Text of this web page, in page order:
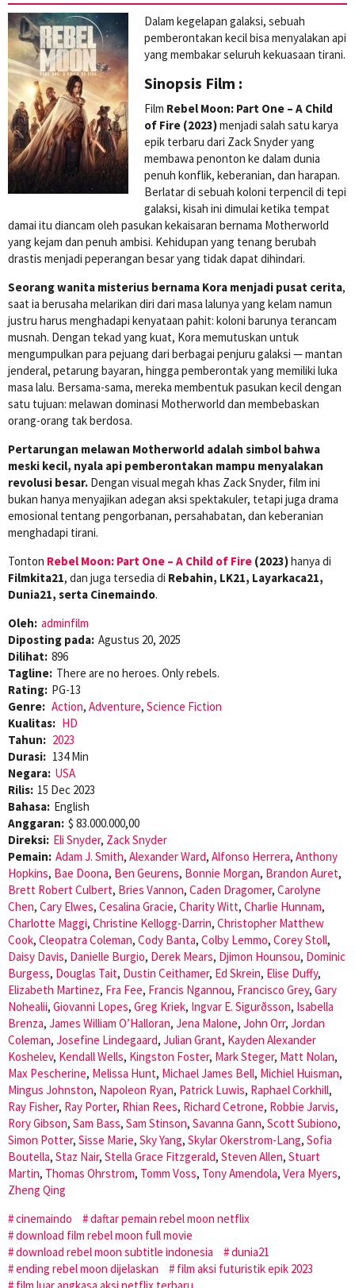
Dalam kegelapan galaksi, sebuah
pemberontakan kecil bisa menyalakan api
yang membakar seluruh kekuasaan tirani.
Sinopsis Film :
Film Rebel Moon: Part One – A Child
of Fire (2023)menjadi salah satu karya
epik terbaru dari Zack Snyder yang
membawa penonton ke dalam dunia
penuh konflik, keberanian, dan harapan.
Berlatar di sebuah koloni terpencil di tepi
galaksi, kisah ini dimulai ketika tempat
damai itu diancam oleh pasukan kekaisaran bernama Motherworld
yang kejam dan penuh ambisi. Kehidupan yang tenang berubah
drastis menjadi peperangan besar yang tidak dapat dihindari.
Seorang wanita misterius bernama Kora menjadi pusat cerita,
saat ia berusaha melarikan diri dari masa lalunya yang kelam namun
justru harus menghadapi kenyataan pahit: koloni barunya terancam
musnah. Dengan tekad yang kuat, Kora memutuskan untuk
mengumpulkan para pejuang dari berbagai penjuru galaksi — mantan
jenderal, petarung bayaran, hingga pemberontak yang memiliki luka
masa lalu. Bersama-sama, mereka membentuk pasukan kecil dengan
satu tujuan: melawan dominasi Motherworld dan membebaskan
orang-orang tak berdosa.
Pertarungan melawan Motherworld adalah simbol bahwa
meski kecil, nyala api pemberontakan mampu menyalakan
revolusi besar. Dengan visual megah khas Zack Snyder, film ini
bukan hanya menyajikan adegan aksi spektakuler, tetapi juga drama
emosional tentang pengorbanan, persahabatan, dan keberanian
menghadapi tirani.
Tonton Rebel Moon: Part One – A Child of Fire (2023)hanya di
Filmkita21, dan juga tersedia di Rebahin, LK21, Layarkaca21,
Dunia21, serta Cinemaindo.
Oleh: adminfilm
Diposting pada: Agustus 20, 2025
Dilihat: 896
Tagline: There are no heroes. Only rebels.
Rating: PG-13
Genre: Action, Adventure, Science Fiction
Kualitas: HD
Tahun: 2023
Durasi: 134 Min
Negara: USA
Rilis: 15 Dec 2023
Bahasa: English
Anggaran: $ 83.000.000,00
Direksi: Eli Snyder, Zack Snyder
Pemain: Adam J. Smith, Alexander Ward, Alfonso Herrera, Anthony
Hopkins, Bae Doona, Ben Geurens, Bonnie Morgan, Brandon Auret,
Brett Robert Culbert, Bries Vannon, Caden Dragomer, Carolyne
Chen, Cary Elwes, Cesalina Gracie, Charity Witt, Charlie Hunnam,
Charlotte Maggi, Christine Kellogg-Darrin, Christopher Matthew
Cook, Cleopatra Coleman, Cody Banta, Colby Lemmo, Corey Stoll,
Daisy Davis, Danielle Burgio, Derek Mears, Djimon Hounsou, Dominic
Burgess, Douglas Tait, Dustin Ceithamer, Ed Skrein, Elise Duffy,
Elizabeth Martinez, Fra Fee, Francis Ngannou, Francisco Grey, Gary
Nohealii, Giovanni Lopes, Greg Kriek, Ingvar E. Sigurðsson, Isabella
Brenza, James William O’Halloran, Jena Malone, John Orr, Jordan
Coleman, Josefine Lindegaard, Julian Grant, Kayden Alexander
Koshelev, Kendall Wells, Kingston Foster, Mark Steger, Matt Nolan,
Max Pescherine, Melissa Hunt, Michael James Bell, Michiel Huisman,
Mingus Johnston, Napoleon Ryan, Patrick Luwis, Raphael Corkhill,
Ray Fisher, Ray Porter, Rhian Rees, Richard Cetrone, Robbie Jarvis,
Rory Gibson, Sam Bass, Sam Stinson, Savanna Gann, Scott Subiono,
Simon Potter, Sisse Marie, Sky Yang, Skylar Okerstrom-Lang, Sofia
Boutella, Staz Nair, Stella Grace Fitzgerald, Steven Allen, Stuart
Martin, Thomas Ohrstrom, Tomm Voss, Tony Amendola, Vera Myers,
Zheng Qing
cinemaindo
daftar pemain rebel moon netflix
download film rebel moon full movie
download rebel moon subtitle indonesia
dunia21
ending rebel moon dijelaskan
film aksi futuristik epik 2023